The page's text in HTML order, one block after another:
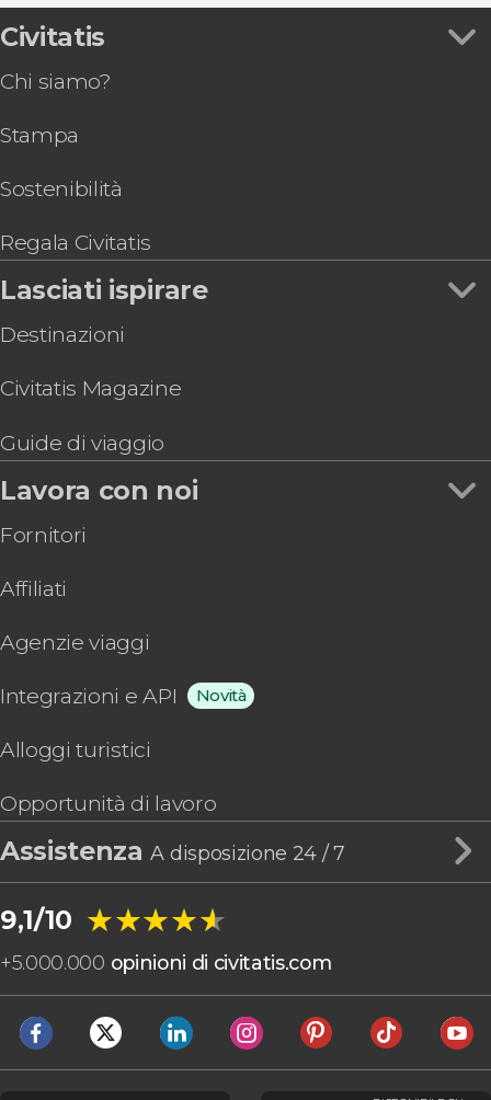
Civitatis
Chi siamo?
Stampa
Sostenibilità
Regala Civitatis
Lasciati ispirare
Destinazioni
Civitatis Magazine
Guide di viaggio
Lavora con noi
Fornitori
Affiliati
Agenzie viaggi
Integrazioni e API Novità
Alloggi turistici
Opportunità di lavoro
AssistenzaA disposizione 24 / 7
9,1/10 ★★★★★
★★★★★
+5.000.000 opinioni di civitatis.com